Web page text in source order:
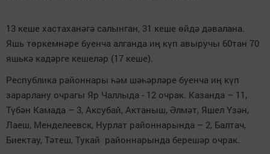
13 кеше хастаханәгә салынган, 31 кеше өйдә дәвалана.
Яшь төркемнәре буенча алганда иң күп авыручы 60тан 70
яшькә кадәрге кешеләр (17 кеше).
Республика районнары һәм шәһәрләре буенча иң күп
зарарлану очрагы Яр Чаллыда - 12 очрак. Казанда – 11,
Түбән Камада – 3, Аксубай, Актаныш, Әлмәт, Яшел Үзән,
Лаеш, Менделеевск, Нурлат районнарында – 2, Балтач,
Биектау, Тәтеш, Тукай районнарында берешәр очрак.